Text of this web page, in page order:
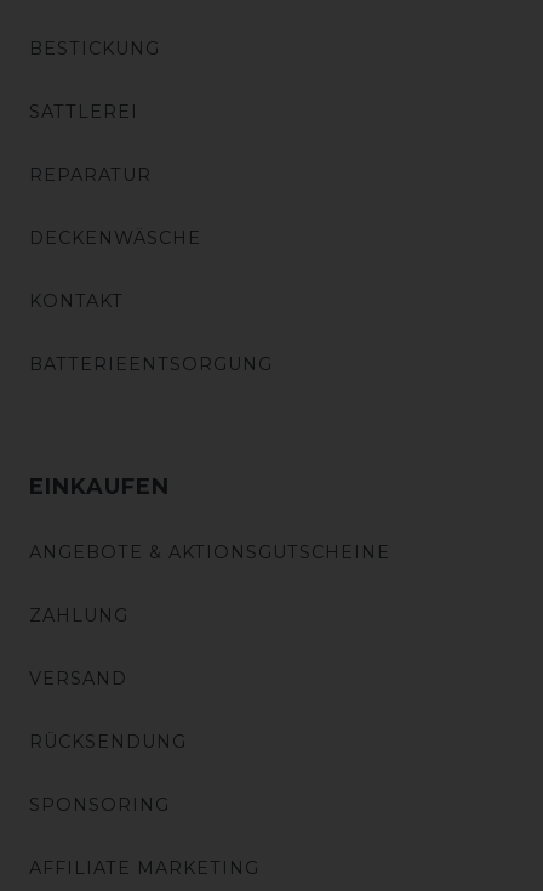
BESTICKUNG
SATTLEREI
REPARATUR
DECKENWÄSCHE
KONTAKT
BATTERIEENTSORGUNG
EINKAUFEN
ANGEBOTE & AKTIONSGUTSCHEINE
ZAHLUNG
VERSAND
RÜCKSENDUNG
SPONSORING
AFFILIATE MARKETING